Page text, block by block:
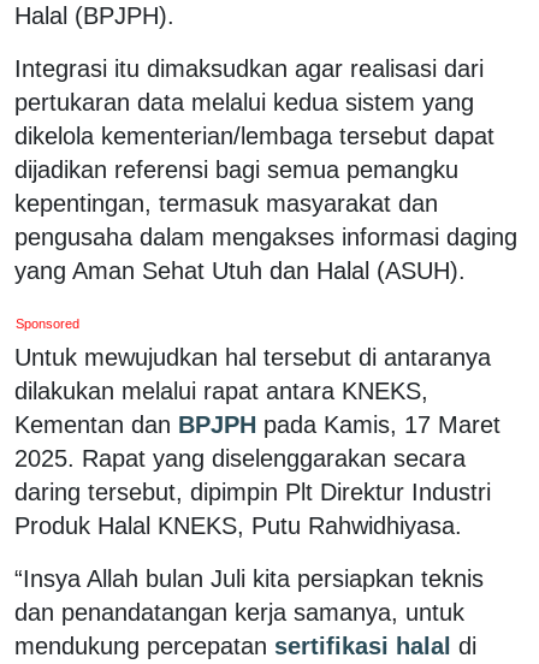
Halal (BPJPH).
Integrasi itu dimaksudkan agar realisasi dari
pertukaran data melalui kedua sistem yang
dikelola kementerian/lembaga tersebut dapat
dijadikan referensi bagi semua pemangku
kepentingan, termasuk masyarakat dan
pengusaha dalam mengakses informasi daging
yang Aman Sehat Utuh dan Halal (ASUH).
Sponsored
Untuk mewujudkan hal tersebut di antaranya
dilakukan melalui rapat antara KNEKS,
Kementan dan BPJPH pada Kamis, 17 Maret
2025. Rapat yang diselenggarakan secara
daring tersebut, dipimpin Plt Direktur Industri
Produk Halal KNEKS, Putu Rahwidhiyasa.
“Insya Allah bulan Juli kita persiapkan teknis
dan penandatangan kerja samanya, untuk
mendukung percepatan sertifikasi halal di